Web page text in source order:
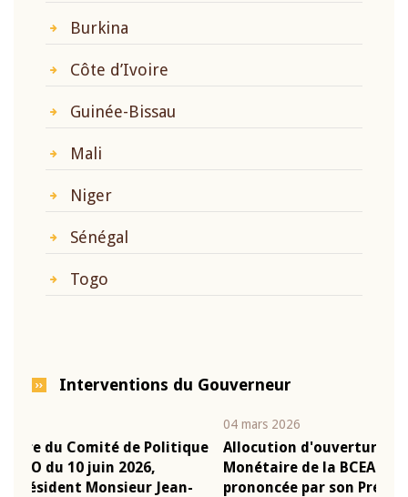
Burkina
Côte d’Ivoire
Guinée-Bissau
Mali
Niger
Sénégal
Togo
Interventions du Gouverneur
Allocution d'ouverture du Comité de Politique
Monétaire de la BCEAO du 4 mars 2026,
prononcée par son Président Monsieur Jean-